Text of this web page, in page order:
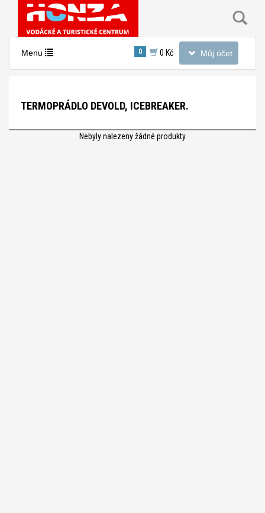
Toggle
navigation
Můj účet
Toggle
Menu 0 0 Kč
Termoprádlo
TERMOPRÁDLO DEVOLD, ICEBREAKER.
Nebyly nalezeny žádné produkty